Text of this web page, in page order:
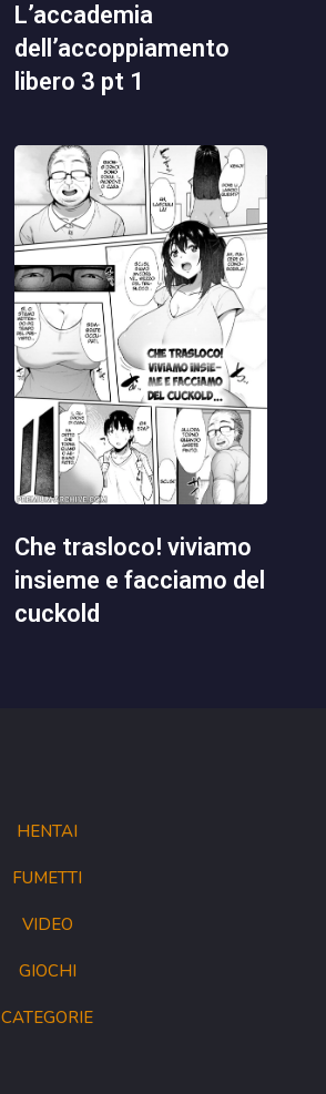
l’accademia
dell’accoppiamento
libero 3 pt 1
che trasloco! viviamo
insieme e facciamo del
cuckold
HENTAI
FUMETTI
VIDEO
GIOCHI
CATEGORIE